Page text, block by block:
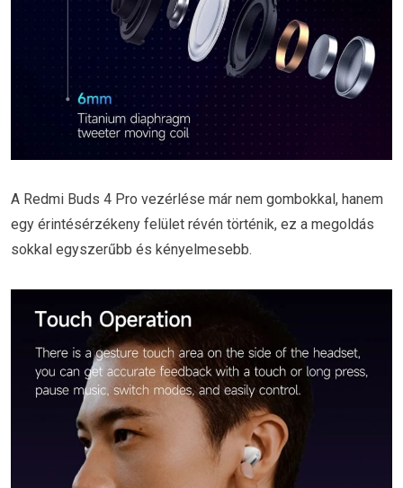
A Redmi Buds 4 Pro vezérlése már nem gombokkal, hanem
egy érintésérzékeny felület révén történik, ez a megoldás
sokkal egyszerűbb és kényelmesebb.